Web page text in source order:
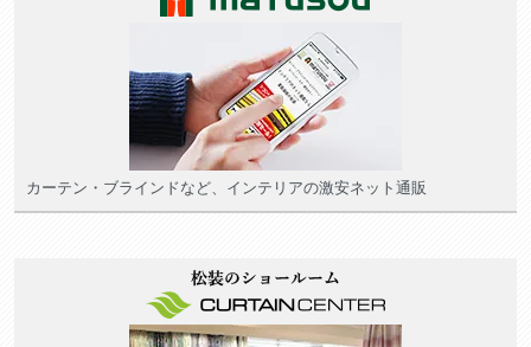
カーテン・ブラインドなど、インテリアの激安ネット通販